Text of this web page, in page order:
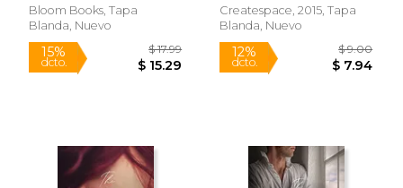
Bloom Books, Tapa
Blanda, Nuevo
Createspace, 2015, Tapa
Blanda, Nuevo